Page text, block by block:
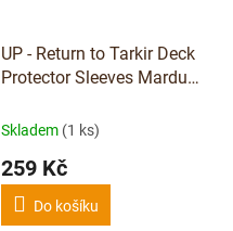
UP - Return to Tarkir Deck
Protector Sleeves Mardu
Gathering
Skladem (1 ks)
259 Kč
Do košíku